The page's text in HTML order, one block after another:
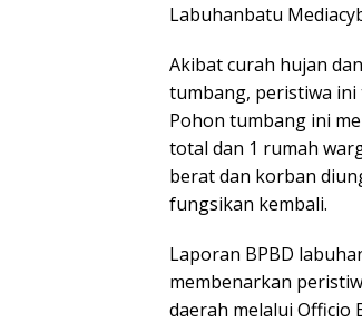
Labuhanbatu
Akibat curah hujan
tumbang, peristiwa ini
Pohon tumbang ini
total dan 1 rumah
berat dan korban
fungsikan kembali.
Laporan BPBD
membenarkan
daerah melalui Officio